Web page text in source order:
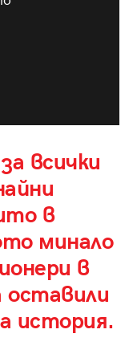
всички
в
минало
в
оставили
история.